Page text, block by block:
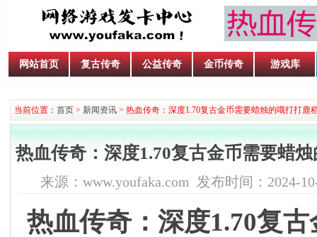
网站首页 复古传奇 公益传奇 金币传奇 游戏库
当前位置： 首页 > 新闻资讯 > 热血传奇：深度1.70复古金币需要蜡烛的哦打打鹿
热血传奇：深度1.70复古金币需要蜡
来源：www.youfaka.com 发布时间：2024-
热血传奇：深度1.70复